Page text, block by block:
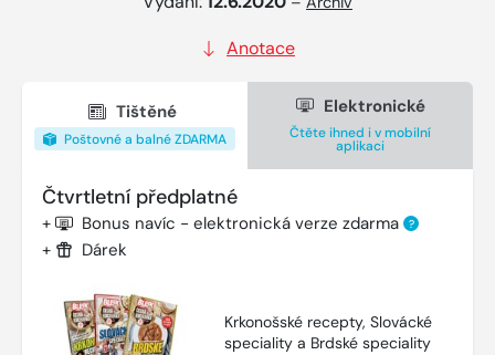
Anotace
Tištěné
Poštovné a balné ZDARMA
Elektronické
Čtěte ihned i v mobilní
aplikaci
Čtvrtletní předplatné
+ Bonus navíc - elektronická verze zdarma ?
+ Dárek
Krkonošské recepty, Slovácké
speciality a Brdské speciality